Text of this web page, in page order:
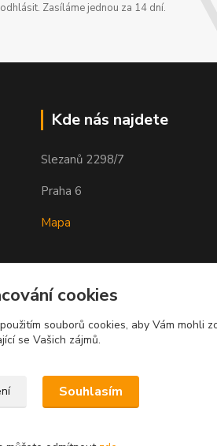
Zasíláme jednou za 14 dní.
Kde nás najdete
Slezanů 2298/7
Praha 6
Mapa
cookies
souborů cookies, aby Vám mohli
se Vašich zájmů.
Souhlasím